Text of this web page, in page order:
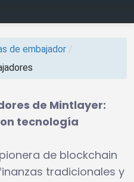
de embajador /
de Mintlayer:
tecnología
de blockchain
tradicionales y